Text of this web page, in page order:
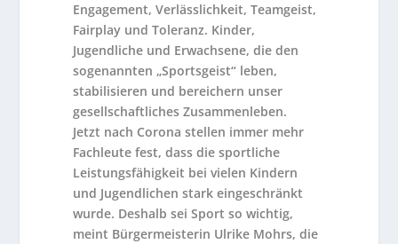
Engagement, Verlässlichkeit, Teamgeist,
Fairplay und Toleranz. Kinder,
Jugendliche und Erwachsene, die den
sogenannten „Sportsgeist“ leben,
stabilisieren und bereichern unser
gesellschaftliches Zusammenleben.
Jetzt nach Corona stellen immer mehr
Fachleute fest, dass die sportliche
Leistungsfähigkeit bei vielen Kindern
und Jugendlichen stark eingeschränkt
wurde. Deshalb sei Sport so wichtig,
meint Bürgermeisterin Ulrike Mohrs, die